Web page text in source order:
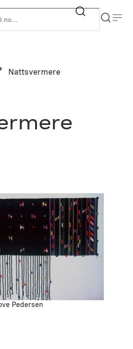
Nattsvermere
Pedersen